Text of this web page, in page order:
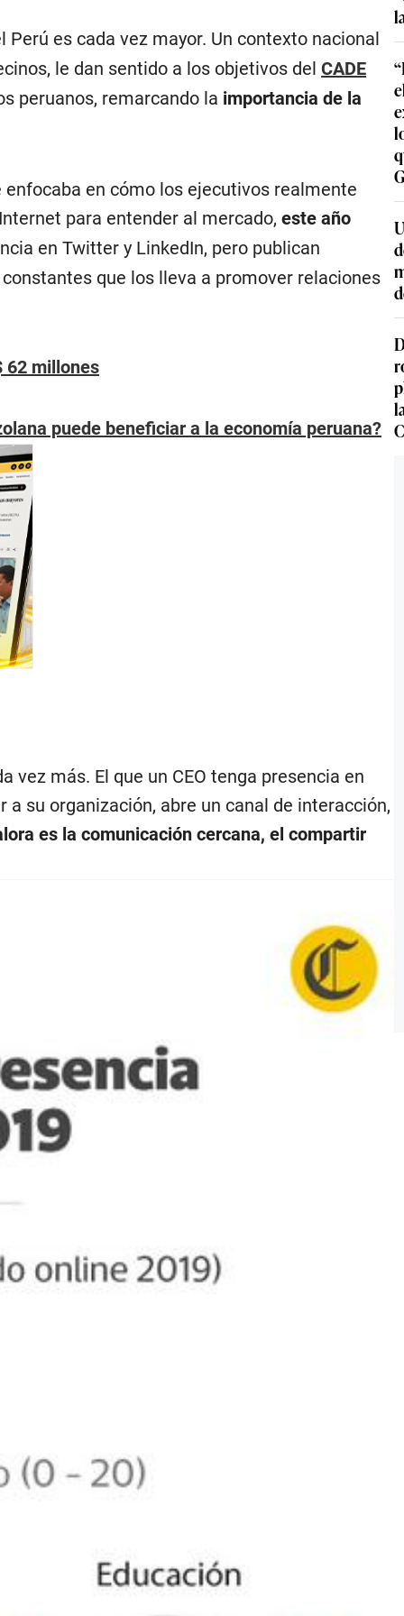
es cada vez mayor. Un contexto nacional
le dan sentido a los objetivos delCADE
peruanos, remarcando la importancia de la
en cómo los ejecutivos realmente
para entender al mercado,este año
en Twitter y LinkedIn, pero publican
que los lleva a promover relaciones
62 millones
puede beneficiar a la economía peruana?
más. El que un CEO tenga presencia en
su organización, abre un canal de interacción,
es la comunicación cercana, el compartir